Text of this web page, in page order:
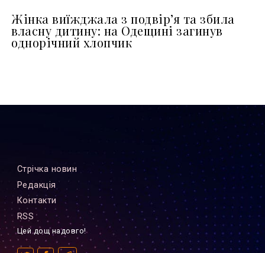
Жінка виїжджала з подвір’я та збила
власну дитину: на Одещині загинув
однорічний хлопчик
Стрiчка новин
Редакцiя
Контакти
RSS
Цей дощ надовго!